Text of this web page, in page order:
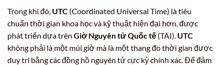
Trong khi đó, UTC (Coordinated Universal Time) là tiêu
chuẩn thời gian khoa học và kỹ thuật hiện đại hơn, được
phát triển dựa trên Giờ Nguyên tử Quốc tế (TAI). UTC
không phải là một múi giờ mà là một thang đo thời gian được
duy trì bằng các đồng hồ nguyên tử cực kỳ chính xác. Để đảm